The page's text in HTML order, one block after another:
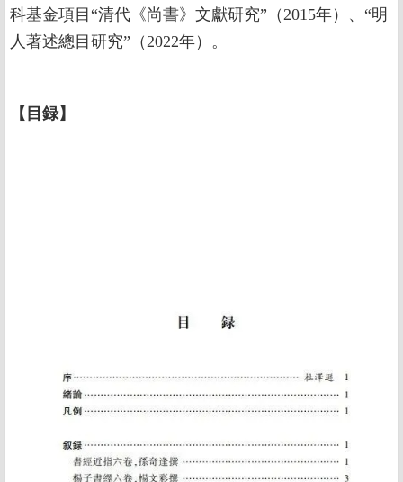
科基金項目“清代《尚書》文獻研究”（2015年）、“明
人著述總目研究”（2022年）。
【 目録】